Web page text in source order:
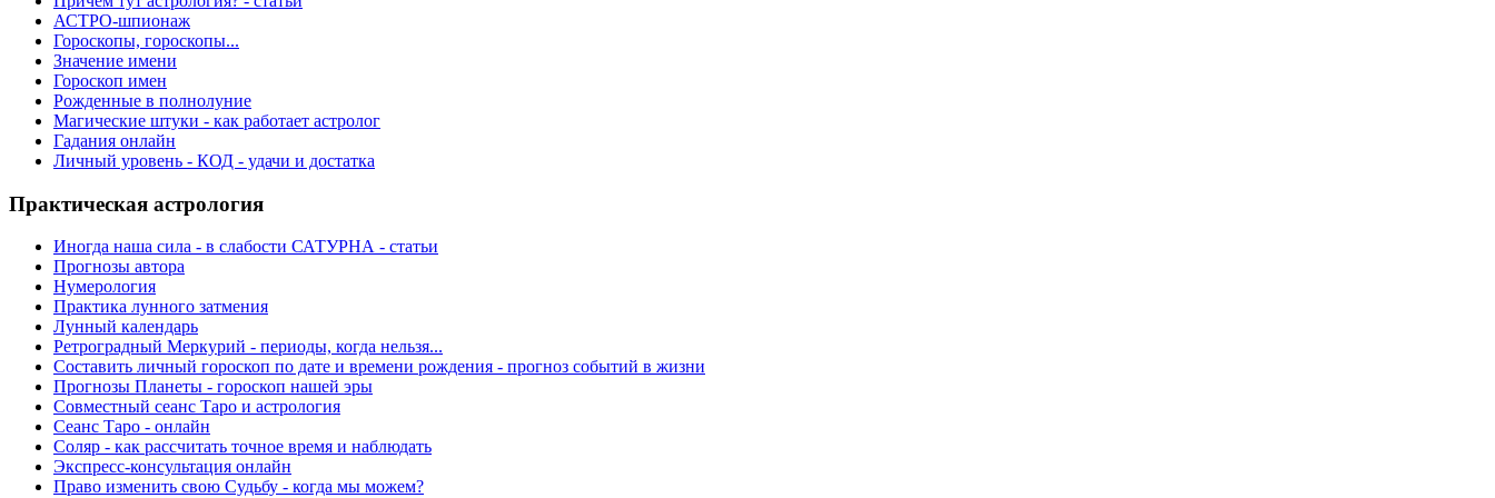
АСТРО-шпионаж
Гороскопы, гороскопы...
Значение имени
Гороскоп имен
Рожденные в полнолуние
Магические штуки - как работает астролог
Гадания онлайн
Личный уровень - КОД - удачи и достатка
Практическая астрология
Иногда наша сила - в слабости САТУРНА - статьи
Прогнозы автора
Нумерология
Практика лунного затмения
Лунный календарь
Ретроградный Меркурий - периоды, когда нельзя...
Составить личный гороскоп по дате и времени рождения - прогноз событий в жизни
Прогнозы Планеты - гороскоп нашей эры
Совместный сеанс Таро и астрология
Сеанс Таро - онлайн
Соляр - как рассчитать точное время и наблюдать
Экспресс-консультация онлайн
Право изменить свою Судьбу - когда мы можем?